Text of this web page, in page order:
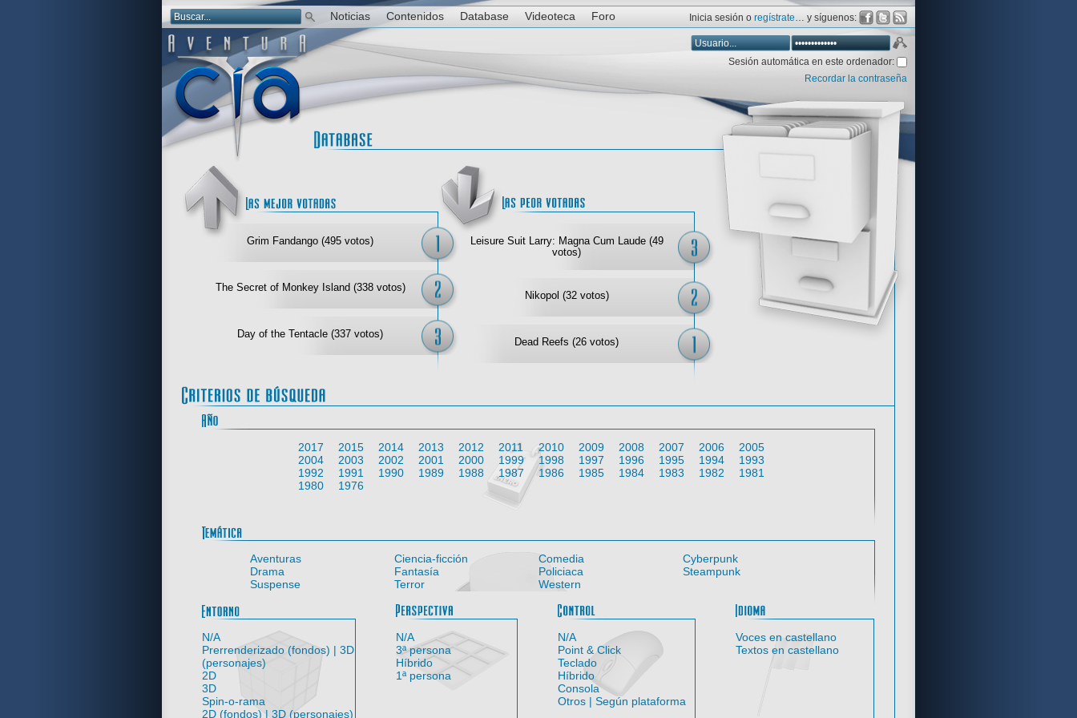
Noticias Contenidos Database Videoteca Foro
Database
Las mejor votadas
Grim Fandango (495 votos)
The Secret of Monkey Island (338 votos)
Day of the Tentacle (337 votos)
Las peor votadas
Leisure Suit Larry: Magna Cum Laude (49
votos)
Nikopol (32 votos)
Dead Reefs (26 votos)
2017 2015 2014 2013 2012 2011 2010 2009 2008 2007 2006
2005
2004
2003 2002 2001 2000 1999 1998 1997 1996 1995 1994
1993
1992
1991 1990 1989 1988 1987 1986 1985 1984 1983 1982
1981
1980
1976
Aventuras Ciencia-ficción Comedia
Cyberpunk
Drama
Fantasía Policiaca
Steampunk
Suspense
Terror
Western
Entorno
N/A
Prerrenderizado (fondos) | 3D
(personajes)
2D
3D
Spin-o-rama
2D (fondos) | 3D (personajes)
Perspectiva
N/A
3ª persona
Híbrido
1ª persona
Control
N/A
Point & Click
Teclado
Híbrido
Consola
Otros | Según plataforma
Voces en castellano
Textos en castellano
Inicia sesión o regístrate … y síguenos:
Sesión automática en este ordenador:
Recordar la contraseña